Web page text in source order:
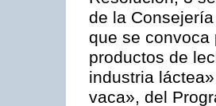
de la
que se convoca
productos de
industria
vaca», del